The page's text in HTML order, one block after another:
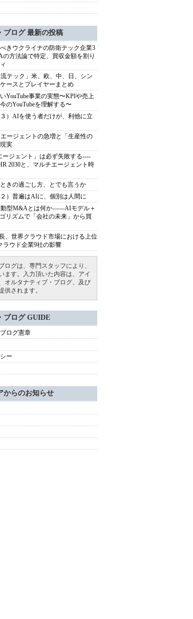
ブログ 最新の投稿
きウクライナの防衛テック企業3
方法論で特定、買収金額を割り
テック」米、欧、中、日、シン
ースとプレイヤーまとめ
YouTube事業の実態〜KPIや売上
のYouTubeを理解する〜
）AIを使う者だけが、利他に立
ージェントの急増と「生産性の
実
ージェント」は必ず失敗する----
2030と、マルチエージェント時
きの過ごし方、とでも言うか
）普遍はAIに、個別は人間に
動型M&Aとは何か――AIモデル＋
ゴリズムで「会社の未来」から買
、世界クラウド市場における上位
ラウド企業9社の影響
ログは、専門スタッフにより、
ます。入力頂いた内容は、アイ
オルタナティブ・ブログ、及び
供されます。
ブログ GUIDE
ログ憲章
ー
からのお知らせ